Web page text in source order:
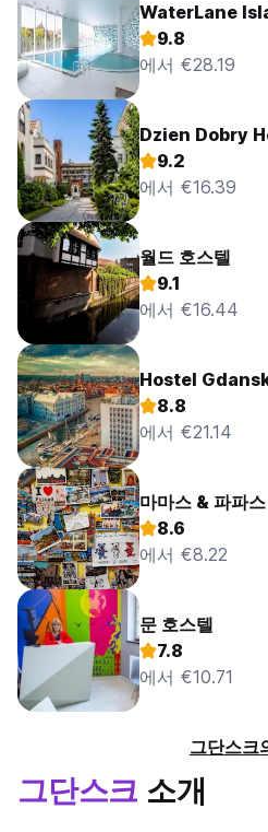
WaterLane
9.8
에서 €28.19
Dzien Dobry
9.2
에서 €16.39
월드 호스텔
9.1
에서 €16.44
Hostel
8.8
에서 €21.14
마마스 & 파파
8.6
에서 €8.22
문 호스텔
7.8
에서 €10.71
그단스크
그단스크 소개